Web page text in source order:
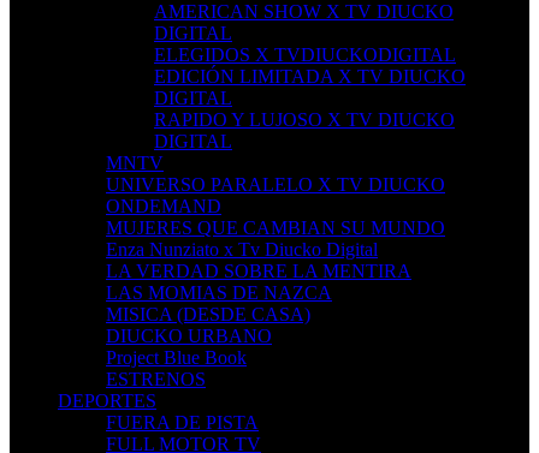
AMERICAN SHOW X TV DIUCKO
DIGITAL
ELEGIDOS X TVDIUCKODIGITAL
EDICIÓN LIMITADA X TV DIUCKO
DIGITAL
RAPIDO Y LUJOSO X TV DIUCKO
DIGITAL
MNTV
UNIVERSO PARALELO X TV DIUCKO
ONDEMAND
MUJERES QUE CAMBIAN SU MUNDO
Enza Nunziato x Tv Diucko Digital
LA VERDAD SOBRE LA MENTIRA
LAS MOMIAS DE NAZCA
MISICA (DESDE CASA)
DIUCKO URBANO
Project Blue Book
ESTRENOS
DEPORTES
FUERA DE PISTA
FULL MOTOR TV